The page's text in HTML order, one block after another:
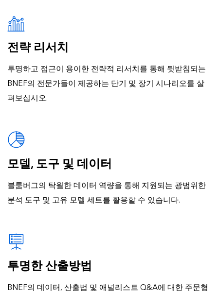
전략 리서치
투명하고 접근이 용이한 전략적 리서치를 통해 뒷받침되는
BNEF의 전문가들이 제공하는 단기 및 장기 시나리오를 살
펴보십시오.
모델, 도구 및 데이터
블룸버그의 탁월한 데이터 역량을 통해 지원되는 광범위한
분석 도구 및 고유 모델 세트를 활용할 수 있습니다.
투명한 산출방법
BNEF의 데이터, 산출법 및 애널리스트 Q&A에 대한 주문형